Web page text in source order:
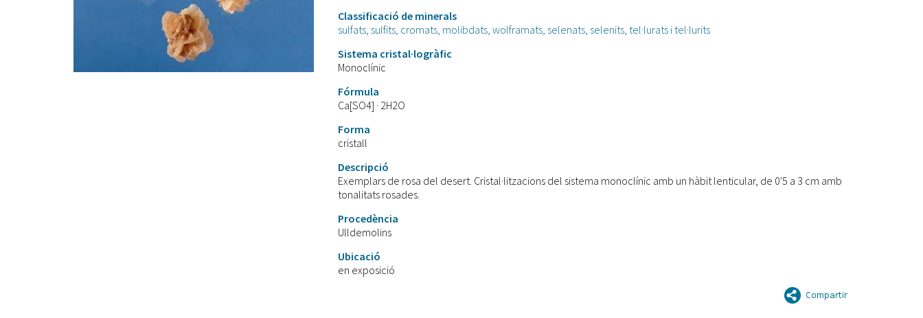
Classificació de minerals
sulfats, sulfits, cromats, molibdats, wolframats, selenats, selenits, tel·lurats i tel·lurits
Sistema cristal·logràfic
Monoclínic
Fórmula
Ca[SO4] · 2H2O
Forma
cristall
Descripció
Exemplars de rosa del desert. Cristal·litzacions del sistema monoclínic amb un hàbit lenticular, de 0'5 a 3 cm amb
tonalitats rosades.
Procedència
Ulldemolins
Ubicació
en exposició